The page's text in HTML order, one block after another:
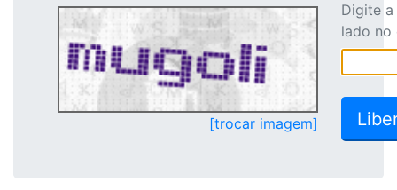
[trocar imagem]
Digite
lado no